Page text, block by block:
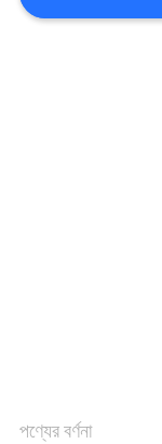
পণ্যের বর্ণনা